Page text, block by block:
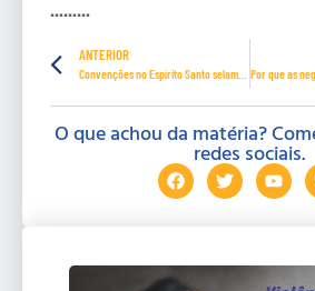
………
ANTERIOR
O que achou da matéria?
redes sociais.